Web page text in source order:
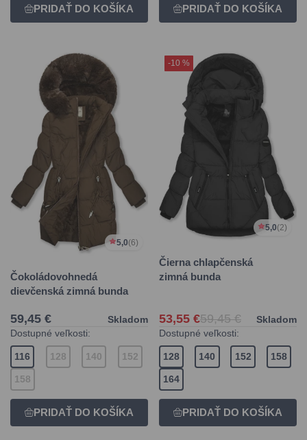
5,0(6)
Čokoládovohnedá
dievčenská zimná bunda
59,45 €
Skladom
Dostupné veľkosti:
116 128 140 152
158
-10 %
5,0(2)
Čierna chlapčenská
zimná bunda
53,55 €59,45 €
Skladom
Dostupné veľkosti:
128 140 152 158
164